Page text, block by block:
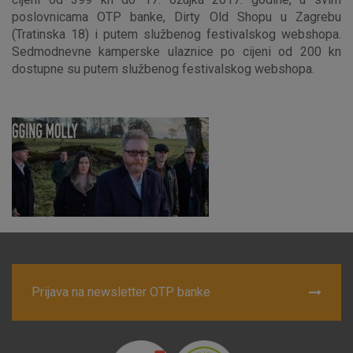
poslovnicama OTP banke, Dirty Old Shopu u Zagrebu
(Tratinska 18) i putem službenog festivalskog webshopa.
Sedmodnevne kamperske ulaznice po cijeni od 200 kn
dostupne su putem službenog festivalskog webshopa.
Prijava na newsletter OTP banke
cookies
cookies
I agree to the use of the above cookie settings
website, enhance the user experience and collect
information about the use of the website without identifying
visitors.